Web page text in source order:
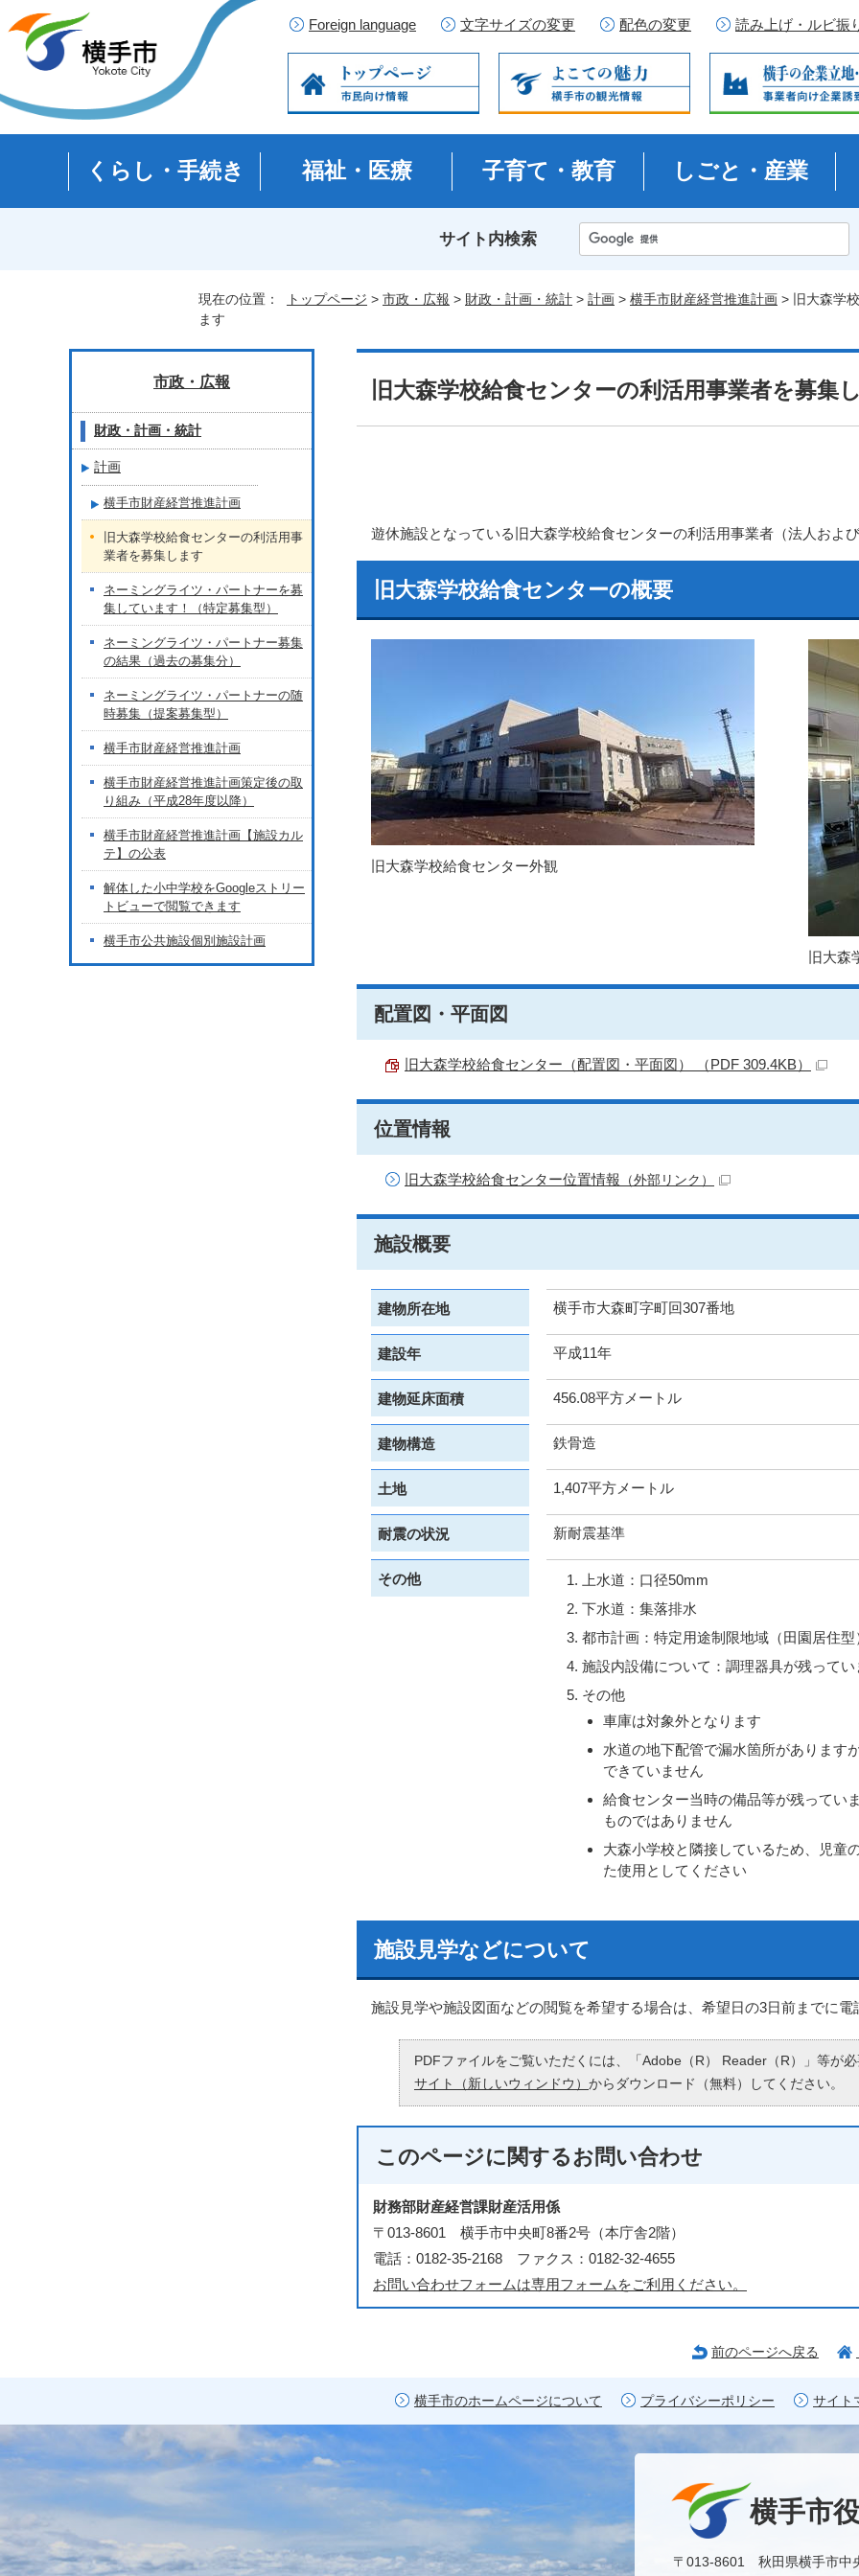
Foreign language 文字サイズの変更 配色の変更 読み上げ・ルビ振
くらし・手続き 福祉・医療 子育て・教育 しごと・産業
サイト内検索
現在の位置： トップページ > 市政・広報 > 財政・計画・統計 > 計画 > 横手市財産経営推進計画 > 旧大森学
ます
旧大森学校給食センターの利活用事業者を募集
遊休施設となっている旧大森学校給食センターの利活用事業者（法人およ
旧大森学校給食センターの概要
旧大森学校給食センター外観
旧大森
配置図・平面図
旧大森学校給食センター（配置図・平面図） （PDF 309.4KB）
位置情報
旧大森学校給食センター位置情報 （外部リンク）
施設概要
建物所在地 横手市大森町字町回307番地
建設年 平成11年
建物延床面積 456.08平方メートル
建物構造 鉄骨造
土地 1,407平方メートル
耐震の状況 新耐震基準
その他
上水道：口径50mm
下水道：集落排水
都市計画：特定用途制限地域（田園居住型
施設内設備について：調理器具が残ってい
その他
車庫は対象外となります
水道の地下配管で漏水箇所があります
できていません
給食センター当時の備品等が残ってい
ものではありません
大森小学校と隣接しているため、児童
た使用としてください
施設見学などについて
施設見学や施設図面などの閲覧を希望する場合は、希望日の3日前までに
PDFファイルをご覧いただくには、「Adobe（R） Reader（R）」等が
サイト（新しいウィンドウ） からダウンロード（無料）してください。
このページに関するお問い合わせ
財務部財産経営課財産活用係
〒013-8601 横手市中央町8番2号（本庁舎2階）
電話：0182-35-2168 ファクス：0182-32-4655
お問い合わせフォームは専用フォームをご利用ください。
市政・広報
財政・計画・統計
計画
横手市財産経営推進計画
旧大森学校給食センターの利活用事
業者を募集します
ネーミングライツ・パートナーを募
集しています！（特定募集型）
ネーミングライツ・パートナー募集
の結果（過去の募集分）
ネーミングライツ・パートナーの随
時募集（提案募集型）
横手市財産経営推進計画
横手市財産経営推進計画策定後の取
り組み（平成28年度以降）
横手市財産経営推進計画【施設カル
テ】の公表
解体した小中学校をGoogleストリー
トビューで閲覧できます
横手市公共施設個別施設計画
前のページへ戻る
横手市のホームページについて プライバシーポリシー サイト
横手市
〒013-8601 秋田県横手市中